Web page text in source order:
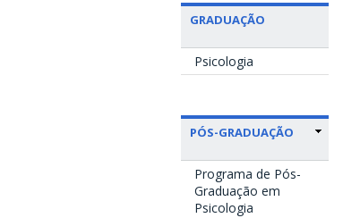
GRADUAÇÃO
Psicologia
PÓS-GRADUAÇÃO
Programa de Pós-
Graduação em
Psicologia